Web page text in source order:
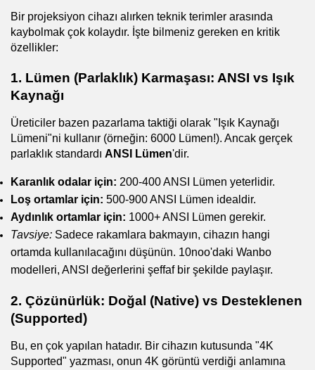
Bir projeksiyon cihazı alırken teknik terimler arasında
kaybolmak çok kolaydır. İşte bilmeniz gereken en kritik
özellikler:
1. Lümen (Parlaklık) Karmaşası: ANSI vs Işık
Kaynağı
Üreticiler bazen pazarlama taktiği olarak "Işık Kaynağı
Lümeni"ni kullanır (örneğin: 6000 Lümen!). Ancak gerçek
parlaklık standardı ANSI Lümen'dir.
Karanlık odalar için: 200-400 ANSI Lümen yeterlidir.
Loş ortamlar için: 500-900 ANSI Lümen idealdir.
Aydınlık ortamlar için: 1000+ ANSI Lümen gerekir.
Tavsiye: Sadece rakamlara bakmayın, cihazın hangi
ortamda kullanılacağını düşünün. 10noo'daki Wanbo
modelleri, ANSI değerlerini şeffaf bir şekilde paylaşır.
2. Çözünürlük: Doğal (Native) vs Desteklenen
(Supported)
Bu, en çok yapılan hatadır. Bir cihazın kutusunda "4K
Supported" yazması, onun 4K görüntü verdiği anlamına